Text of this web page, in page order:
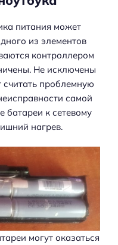
питания может
из элементов
контроллером
Не исключены
считать проблемную
самой
батареи к сетевому
нагрев.
могут оказаться